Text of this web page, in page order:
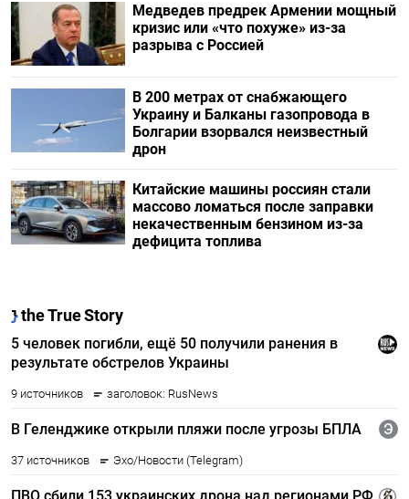
Медведев предрек Армении мощный
кризис или «что похуже» из-за
разрыва с Россией
В 200 метрах от снабжающего
Украину и Балканы газопровода в
Болгарии взорвался неизвестный
дрон
Китайские машины россиян стали
массово ломаться после заправки
некачественным бензином из-за
дефицита топлива